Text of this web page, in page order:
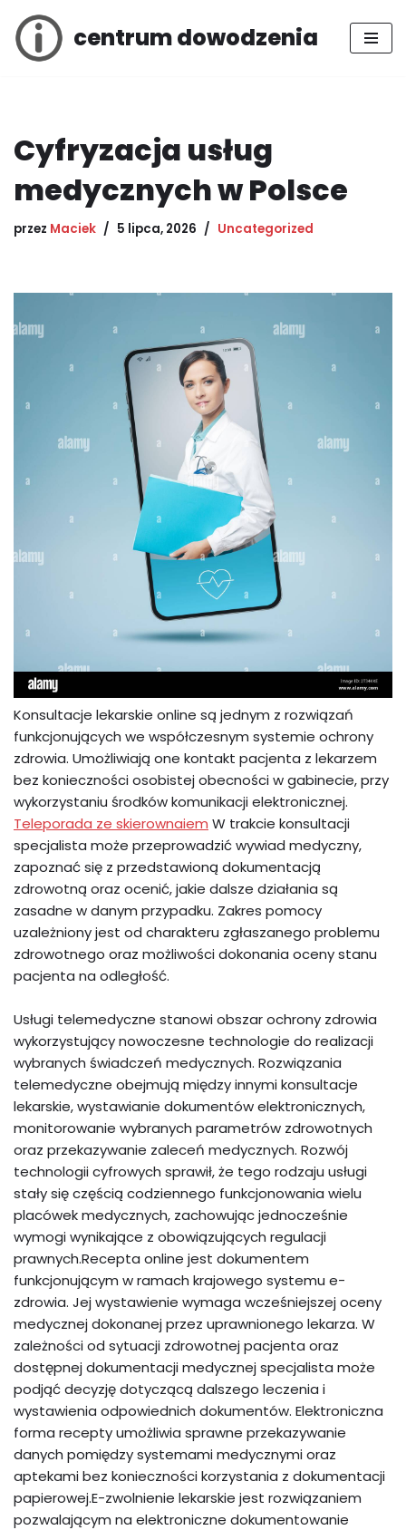
Przejdź
centrum dowodzenia
Cyfryzacja usług
medycznych w Polsce
przez Maciek 5 lipca, 2026 Uncategorized
Konsultacje lekarskie online są jednym z rozwiązań
funkcjonujących we współczesnym systemie ochrony
zdrowia. Umożliwiają one kontakt pacjenta z lekarzem
bez konieczności osobistej obecności w gabinecie, przy
wykorzystaniu środków komunikacji elektronicznej.
Teleporada ze skierownaiem W trakcie konsultacji
specjalista może przeprowadzić wywiad medyczny,
zapoznać się z przedstawioną dokumentacją
zdrowotną oraz ocenić, jakie dalsze działania są
zasadne w danym przypadku. Zakres pomocy
uzależniony jest od charakteru zgłaszanego problemu
zdrowotnego oraz możliwości dokonania oceny stanu
pacjenta na odległość.
Usługi telemedyczne stanowi obszar ochrony zdrowia
wykorzystujący nowoczesne technologie do realizacji
wybranych świadczeń medycznych. Rozwiązania
telemedyczne obejmują między innymi konsultacje
lekarskie, wystawianie dokumentów elektronicznych,
monitorowanie wybranych parametrów zdrowotnych
oraz przekazywanie zaleceń medycznych. Rozwój
technologii cyfrowych sprawił, że tego rodzaju usługi
stały się częścią codziennego funkcjonowania wielu
placówek medycznych, zachowując jednocześnie
wymogi wynikające z obowiązujących regulacji
prawnych.Recepta online jest dokumentem
funkcjonującym w ramach krajowego systemu e-
zdrowia. Jej wystawienie wymaga wcześniejszej oceny
medycznej dokonanej przez uprawnionego lekarza. W
zależności od sytuacji zdrowotnej pacjenta oraz
dostępnej dokumentacji medycznej specjalista może
podjąć decyzję dotyczącą dalszego leczenia i
wystawienia odpowiednich dokumentów. Elektroniczna
forma recepty umożliwia sprawne przekazywanie
danych pomiędzy systemami medycznymi oraz
aptekami bez konieczności korzystania z dokumentacji
papierowej.E-zwolnienie lekarskie jest rozwiązaniem
pozwalającym na elektroniczne dokumentowanie